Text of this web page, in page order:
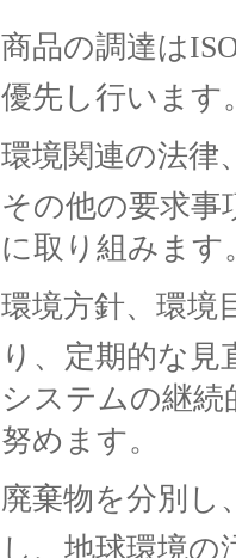
商品の調達は
優先し行います
環境関連の法律
その他の要求事
に取り組みます
環境方針、環境
り、定期的な見
システムの継続
努めます。
廃棄物を分別し
し、地球環境の